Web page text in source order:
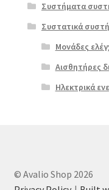
Συστήματα
Συστατικά
Μονάδες
Αισθητήρες
Ηλεκτρικά
© Avalio Shop 2026